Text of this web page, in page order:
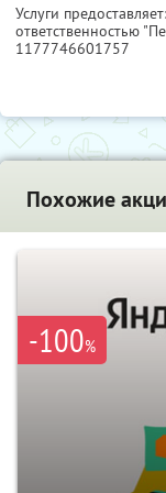
Услуги
ответственностью
1177746601757
Похожие
-100%